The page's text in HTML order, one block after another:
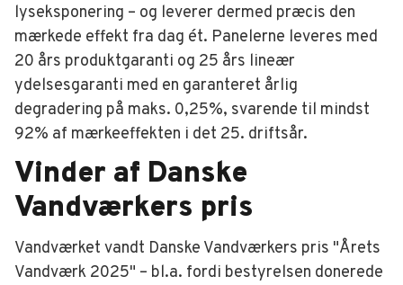
lyseksponering – og leverer dermed præcis den
mærkede effekt fra dag ét. Panelerne leveres med
20 års produktgaranti og 25 års lineær
ydelsesgaranti med en garanteret årlig
degradering på maks. 0,25%, svarende til mindst
92% af mærkeeffekten i det 25. driftsår.
Vinder af Danske
Vandværkers pris
Vandværket vandt Danske Vandværkers pris "Årets
Vandværk 2025" – bl.a. fordi bestyrelsen donerede